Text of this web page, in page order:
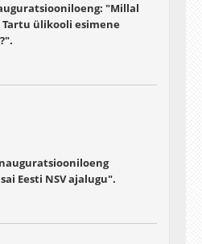
"Millal
ülikooli esimene
Eesti NSV ajalugu".